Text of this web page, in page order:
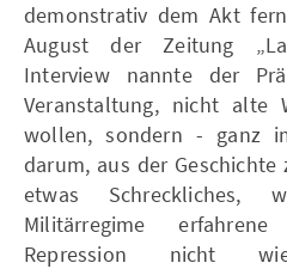
demonstrativ dem Akt
August der Zeitung
Interview nannte der
Veranstaltung, nicht alte
wollen, sondern - ganz
darum, aus der
etwas
Militärregime
Repression nicht